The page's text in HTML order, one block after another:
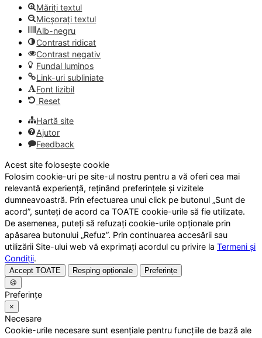
Măriți textul
Micșorați textul
Alb-negru
Contrast ridicat
Contrast negativ
Fundal luminos
Link-uri subliniate
Font lizibil
Reset
Hartă site
Ajutor
Feedback
Acest site folosește cookie
Folosim cookie-uri pe site-ul nostru pentru a vă oferi cea mai
relevantă experiență, reținând preferințele și vizitele
dumneavoastră. Prin efectuarea unui click pe butonul „Sunt de
acord”, sunteți de acord ca TOATE cookie-urile să fie utilizate.
De asemenea, puteți să refuzați cookie-urile opționale prin
apăsarea butonului „Refuz”. Prin continuarea accesării sau
utilizării Site-ului web vă exprimați acordul cu privire la Termeni și
Condiții.
Accept TOATE Resping opționale
Preferințe
🍪
Preferințe
×
Necesare
Cookie-urile necesare sunt esențiale pentru funcțiile de bază ale